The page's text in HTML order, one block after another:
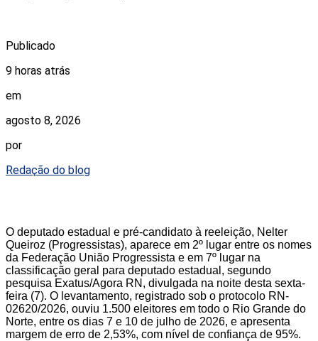
Publicado
9 horas atrás
em
agosto 8, 2026
por
Redação do blog
O deputado estadual e pré-candidato à reeleição, Nelter
Queiroz (Progressistas), aparece em 2º lugar entre os nomes
da Federação União Progressista e em 7º lugar na
classificação geral para deputado estadual, segundo
pesquisa Exatus/Agora RN, divulgada na noite desta sexta-
feira (7). O levantamento, registrado sob o protocolo RN-
02620/2026, ouviu 1.500 eleitores em todo o Rio Grande do
Norte, entre os dias 7 e 10 de julho de 2026, e apresenta
margem de erro de 2,53%, com nível de confiança de 95%.